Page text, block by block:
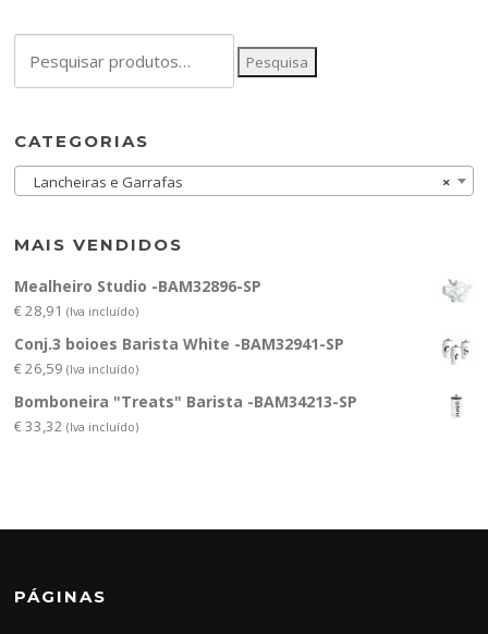
por:
Pesquisa
CATEGORIAS
×
Lancheiras e Garrafas
MAIS VENDIDOS
Mealheiro Studio -BAM32896-SP
€28,91 (Iva incluído)
Conj.3 boioes Barista White -BAM32941-SP
€26,59 (Iva incluído)
Bomboneira "Treats" Barista -BAM34213-SP
€33,32 (Iva incluído)
PÁGINAS